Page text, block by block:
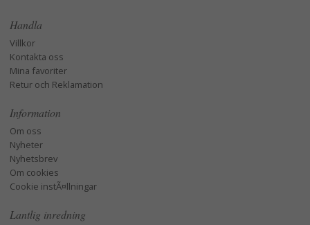
Handla
Villkor
Kontakta oss
Mina favoriter
Retur och Reklamation
Information
Om oss
Nyheter
Nyhetsbrev
Om cookies
Cookie instÃ¤llningar
Lantlig inredning